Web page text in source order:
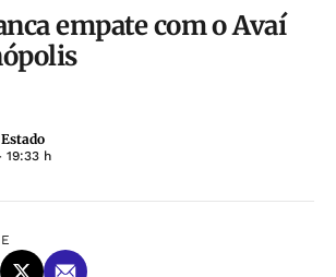
empate com o Avaí
19:33 h